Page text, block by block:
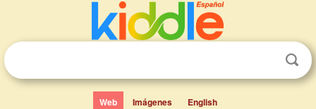
Web Imágenes English